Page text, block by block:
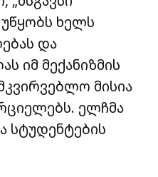
უწყობს ხელს
და
იმ მექანიზმის
მისია
. ელჩმა
სტუდენტების